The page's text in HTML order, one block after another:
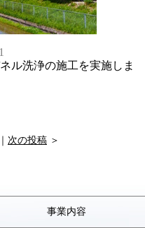
ル洗浄の施工を実施しま
次の投稿 ＞
事業内容